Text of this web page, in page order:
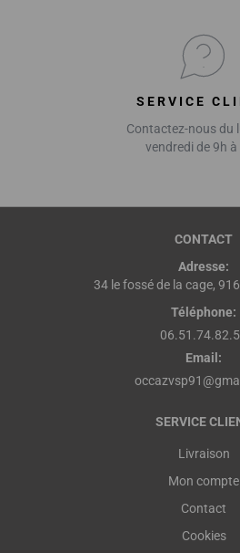
SERVICE
Contactez-nous du
vendredi de 9h à
CONTACT
Adresse:
34 le fossé de la cage,
Téléphone:
Email:
SERVICE
Livraison
Mon compte
Contact
Cookies